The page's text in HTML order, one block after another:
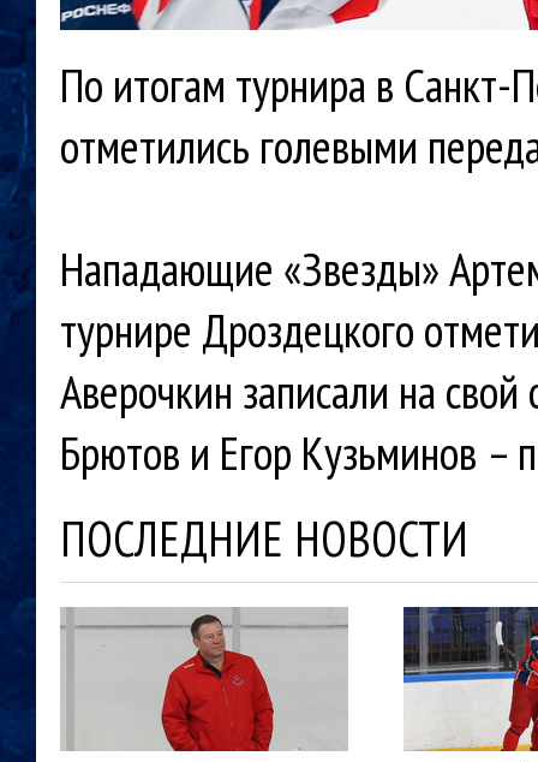
По итогам турнира в Санкт-
отметились голевыми
Нападающие «Звезды»
турнире Дроздецкого
Аверочкин записали на
Брютов и Егор Кузьминов –
ПОСЛЕДНИЕ НОВОСТИ